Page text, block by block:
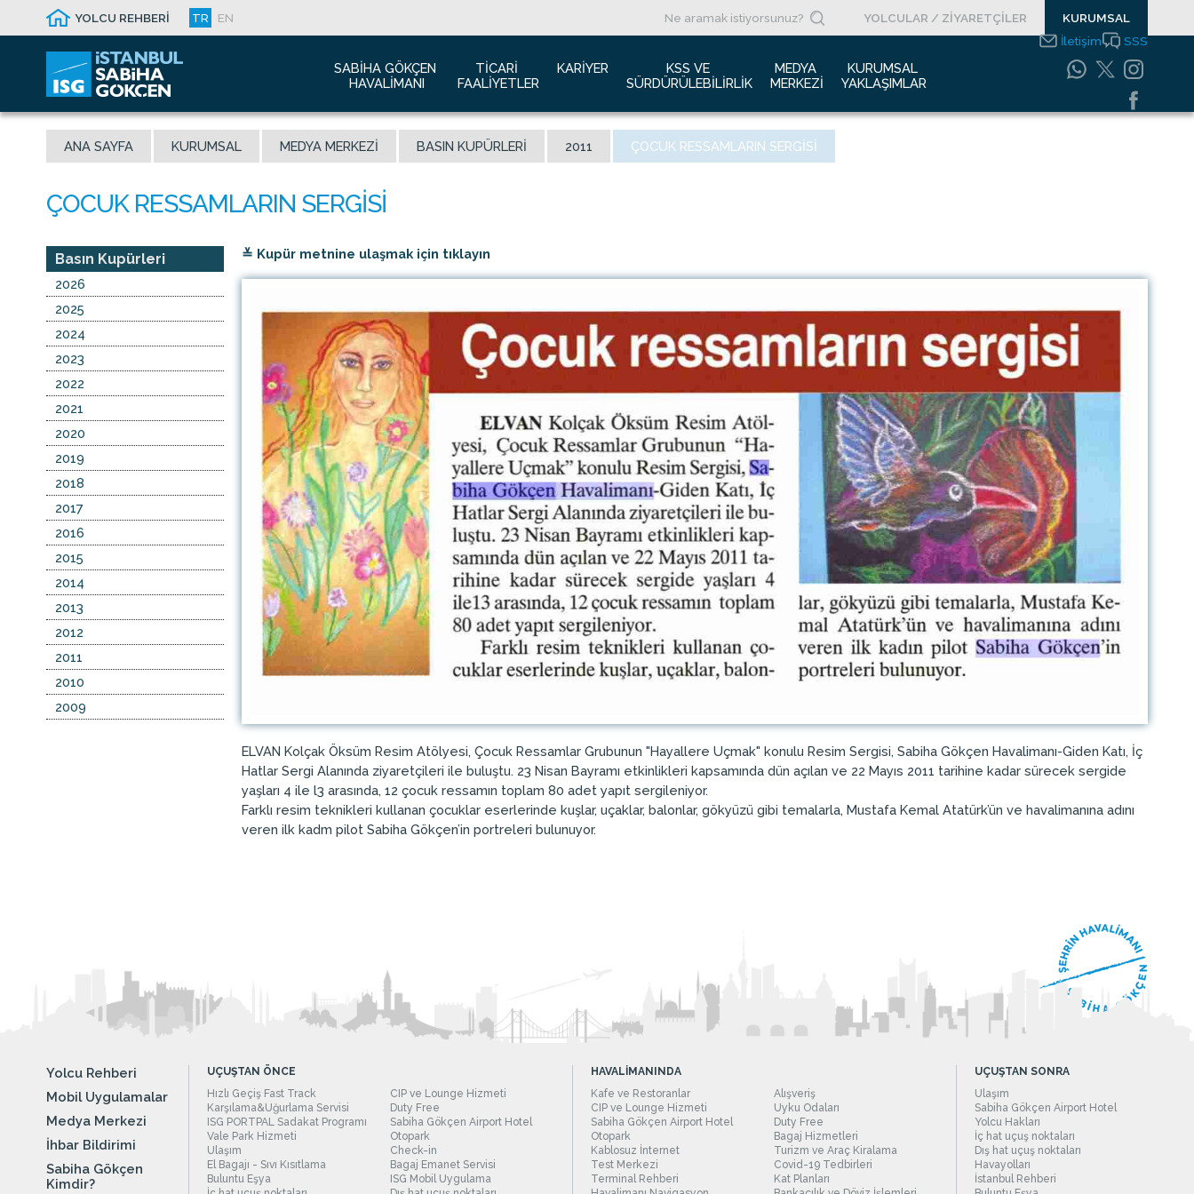
YOLCU REHBERİ TR EN YOLCULAR / ZİYARETÇİLER KURUMSAL
SABIHA GÖKÇEN
HAVALIMANI
Hakkımızda
Havalimanı Trafik Raporu
Ödüllerimiz
İletişim Bilgileri
Sabiha Gökçen Kimdir?
Malaysia Airports Holdings Berhad
TICARI
FAALIYETLER
Havacılık Pazarlama
Reklam Fırsatları
Konferans Salonu
İhale Duyuruları
KARIYER
İnsan Kaynakları Politikası
KSS VE
SÜRDÜRÜLEBILIRLIK
Engelsiz Havaalanı
MEDYA
MERKEZI
Basın Bültenleri
Basın Kupürleri
KURUMSAL
YAKLAŞIMLAR
Hizmetleri
Enerji Yönetim Sistemi
Politikası
İletişim SSS
ANA SAYFA KURUMSAL MEDYA MERKEZI BASIN KUPÜRLERI 2011 ÇOCUK RESSAMLARIN SERGISI
≚ Kupür metnine ulaşmak için tıklayın
ELVAN Kolçak Öksüm Resim Atölyesi, Çocuk Ressamlar Grubunun "Hayallere Uçmak" konulu Resim Sergisi, Sabiha Gökçen Havalimanı-Giden Katı, İç
Hatlar Sergi Alanında ziyaretçileri ile buluştu. 23 Nisan Bayramı etkinlikleri kapsamında dün açılan ve 22 Mayıs 2011 tarihine kadar sürecek sergide
yaşları 4 ile l3 arasında, 12 çocuk ressamın toplam 80 adet yapıt sergileniyor.
Farklı resim teknikleri kullanan çocuklar eserlerinde kuşlar, uçaklar, balonlar, gökyüzü gibi temalarla, Mustafa Kemal Atatürk’ün ve havalimanına adını
veren ilk kadm pilot Sabiha Gökçen’in portreleri bulunuyor.
Basın Kupürleri
2026
2025
2024
2023
2022
2021
2020
2019
2018
2017
2016
2015
2014
2013
2012
2011
2010
2009
Yolcu Rehberi
Mobil Uygulamalar
Medya Merkezi
İhbar Bildirimi
Sabiha Gökçen
Kimdir?
UÇUŞTAN ÖNCE
Hızlı Geçiş Fast Track
CIP ve Lounge Hizmeti
Karşılama&Uğurlama Servisi
Duty Free
ISG PORTPAL Sadakat Programı
Sabiha Gökçen Airport Hotel
Vale Park Hizmeti
Otopark
Ulaşım
Check-in
El Bagajı - Sıvı Kısıtlama
Bagaj Emanet Servisi
Buluntu Eşya
ISG Mobil Uygulama
HAVALİMANINDA
Kafe ve Restoranlar
Alışveriş
CIP ve Lounge Hizmeti
Uyku Odaları
Sabiha Gökçen Airport Hotel
Duty Free
Otopark
Bagaj Hizmetleri
Kablosuz İnternet
Turizm ve Araç Kiralama
Test Merkezi
Covid-19 Tedbirleri
Terminal Rehberi
Kat Planları
UÇUŞTAN SONRA
Ulaşım
Sabiha Gökçen Airport Hotel
Yolcu Hakları
İç hat uçuş noktaları
Dış hat uçuş noktaları
Havayolları
İstanbul Rehberi